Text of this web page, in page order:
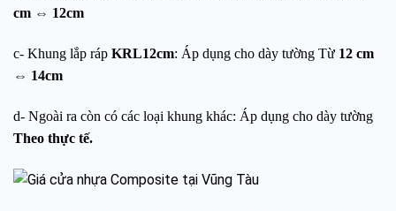
cm ⇔ 12cm
c- Khung lắp ráp KRL12cm: Áp dụng cho dày tường Từ 12 cm
⇔ 14cm
d- Ngoài ra còn có các loại khung khác: Áp dụng cho dày tường
Theo thực tế.